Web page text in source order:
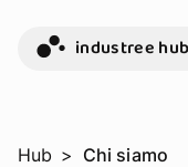
industree hub
Hub > Chi siamo